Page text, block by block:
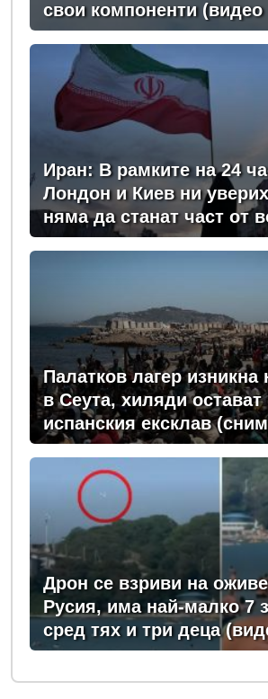
свои компоненти
Иран: В рамките на 24
Лондон и Киев ни
няма да станат част от
Палатков лагер изникна
в Сеута, хиляди остават
испанския ексклав
Дрон се взриви на
Русия, има най-малко 7
сред тях и три деца